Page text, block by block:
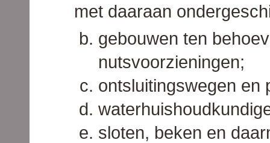
met daaraan
gebouwen ten
nutsvoorzieningen;
ontsluitingswegen en
sloten, beken en